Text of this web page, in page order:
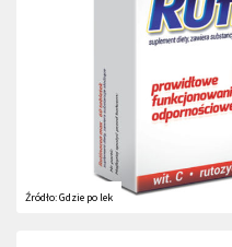
Źródło:Gdzie po lek